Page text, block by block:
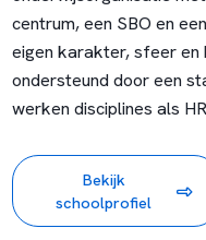
centrum, een SBO en
eigen karakter, sfeer en
ondersteund door een
werken disciplines als
scholen. Bij de
professionals.
De komende jaren ligt
Bekijk
schoolprofiel